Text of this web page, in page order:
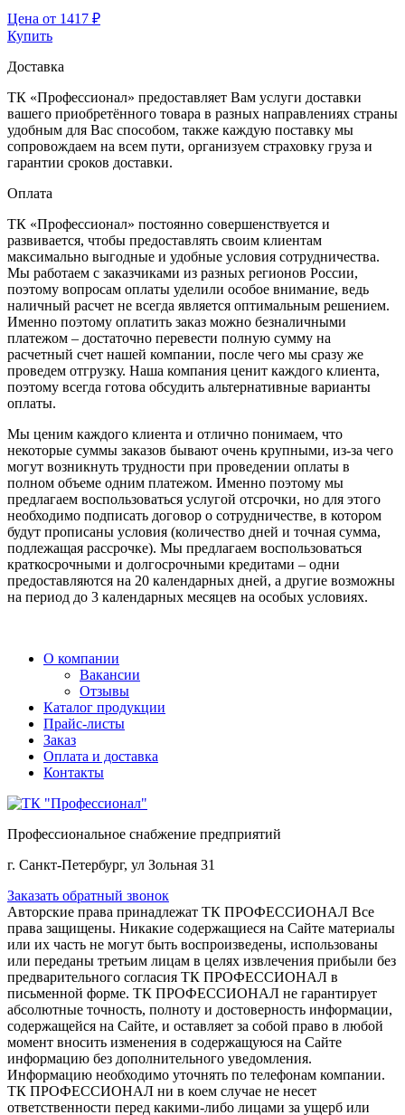
Цена от 1417 ₽
Купить
Доставка
ТК «Профессионал» предоставляет Вам услуги доставки
вашего приобретённого товара в разных направлениях страны
удобным для Вас способом, также каждую поставку мы
сопровождаем на всем пути, организуем страховку груза и
гарантии сроков доставки.
Оплата
ТК «Профессионал» постоянно совершенствуется и
развивается, чтобы предоставлять своим клиентам
максимально выгодные и удобные условия сотрудничества.
Мы работаем с заказчиками из разных регионов России,
поэтому вопросам оплаты уделили особое внимание, ведь
наличный расчет не всегда является оптимальным решением.
Именно поэтому оплатить заказ можно безналичными
платежом – достаточно перевести полную сумму на
расчетный счет нашей компании, после чего мы сразу же
проведем отгрузку. Наша компания ценит каждого клиента,
поэтому всегда готова обсудить альтернативные варианты
оплаты.
Мы ценим каждого клиента и отлично понимаем, что
некоторые суммы заказов бывают очень крупными, из-за чего
могут возникнуть трудности при проведении оплаты в
полном объеме одним платежом. Именно поэтому мы
предлагаем воспользоваться услугой отсрочки, но для этого
необходимо подписать договор о сотрудничестве, в котором
будут прописаны условия (количество дней и точная сумма,
подлежащая рассрочке). Мы предлагаем воспользоваться
краткосрочными и долгосрочными кредитами – одни
предоставляются на 20 календарных дней, а другие возможны
на период до 3 календарных месяцев на особых условиях.
О компании
Вакансии
Отзывы
Каталог продукции
Прайс-листы
Заказ
Оплата и доставка
Контакты
Профессиональное снабжение предприятий
г. Санкт-Петербург, ул Зольная 31
Заказать обратный звонок
Авторские права принадлежат ТК ПРОФЕССИОНАЛ Все
права защищены. Никакие содержащиеся на Сайте материалы
или их часть не могут быть воспроизведены, использованы
или переданы третьим лицам в целях извлечения прибыли без
предварительного согласия ТК ПРОФЕССИОНАЛ в
письменной форме. ТК ПРОФЕССИОНАЛ не гарантирует
абсолютные точность, полноту и достоверность информации,
содержащейся на Сайте, и оставляет за собой право в любой
момент вносить изменения в содержащуюся на Сайте
информацию без дополнительного уведомления.
Информацию необходимо уточнять по телефонам компании.
ТК ПРОФЕССИОНАЛ ни в коем случае не несет
ответственности перед какими-либо лицами за ущерб или